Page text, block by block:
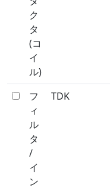
ク
タ
(コ
イ
ル)
フ
ィ
ル
タ
/
イ
ン
TDK